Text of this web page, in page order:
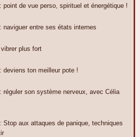
de vue perso, spirituel et énergétique !
entre ses états internes
plus fort
ton meilleur pote !
réguler son système nerveux, avec Célia
aux attaques de panique, techniques